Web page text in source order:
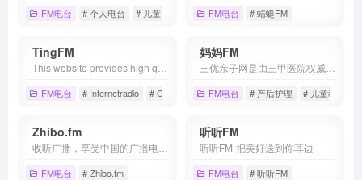
FM电台 # 个人电台 # 儿童 # 喜马拉雅FM电台 # 蜻蜓FM
TingFM
FM电台 # Internetradio # Online Radio # Webradio
妈妈FM
FM电台 # 产后护理 # 儿童教育
Zhibo.fm
FM电台 # Zhibo.fm
听听FM
听听FM-把美好送到你耳边
FM电台 # 听听FM